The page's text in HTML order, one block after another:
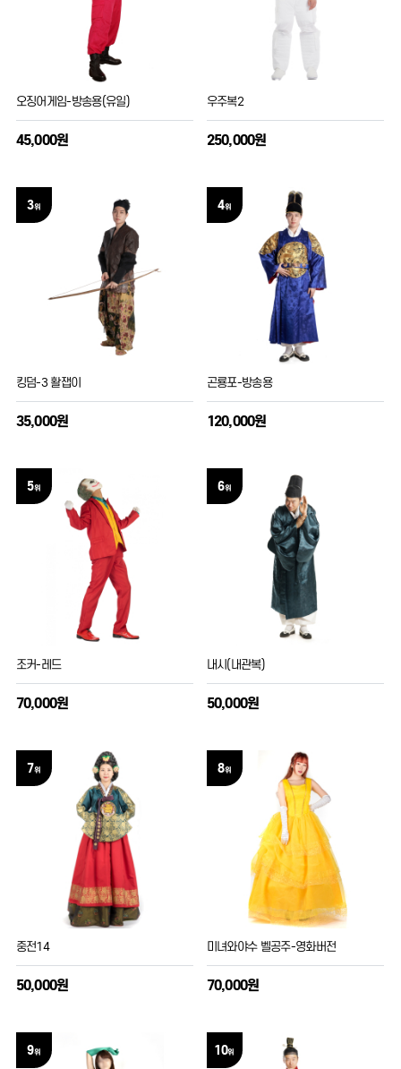
오징어게임-방송용(유일)
45,000원
우주복2
250,000원
킹덤-3 활잽이
35,000원
3위
곤룡포-방송용
120,000원
4위
조커-레드
70,000원
5위
내시(내관복)
50,000원
6위
중전14
50,000원
7위
미녀와야수 벨공주-영화버전
70,000원
8위
9위 10위